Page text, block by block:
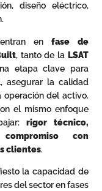
diseño eléctrico,
en fase de
, tanto de la LSAT
etapa clave para
asegurar la calidad
del activo.
el mismo enfoque
rigor técnico,
con
clientes.
la capacidad de
del sector en fases